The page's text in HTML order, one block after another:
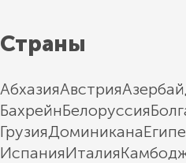
Страны
АбхазияАвстрия
БахрейнБелоруссия
ГрузияДоминикана
ИспанияИталия